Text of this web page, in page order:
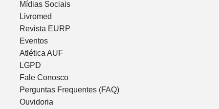
Mídias Sociais
Livromed
Revista EURP
Eventos
Atlética AUF
LGPD
Fale Conosco
Perguntas Frequentes (FAQ)
Ouvidoria